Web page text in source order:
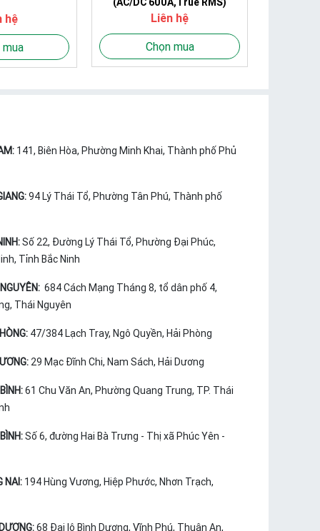
hệ
mua
Liên hệ
Chọn mua
141, Biên Hòa, Phường Minh Khai, Thành phố Phủ
94 Lý Thái Tổ, Phường Tân Phú, Thành phố
Số 22, Đường Lý Thái Tổ, Phường Đại Phúc,
Tỉnh Bắc Ninh
684 Cách Mạng Tháng 8, tổ dân phố 4,
Thái Nguyên
47/384 Lạch Tray, Ngô Quyền, Hải Phòng
29 Mạc Đĩnh Chi, Nam Sách, Hải Dương
61 Chu Văn An, Phường Quang Trung, TP. Thái
Số 6, đường Hai Bà Trưng - Thị xã Phúc Yên -
NAI:194 Hùng Vương, Hiệp Phước, Nhơn Trạch,
68 Đại lộ Bình Dương, Vĩnh Phú, Thuận An,